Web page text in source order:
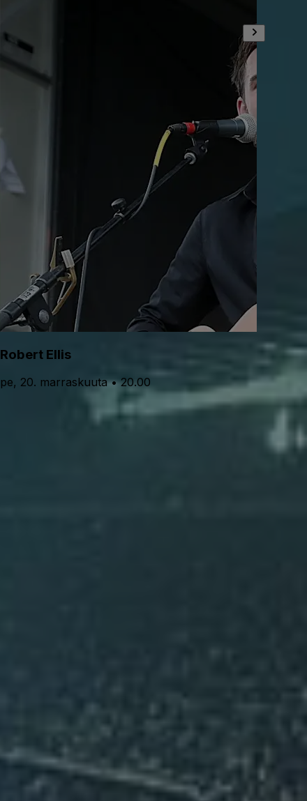
Robert Ellis
pe, 20. marraskuuta • 20.00